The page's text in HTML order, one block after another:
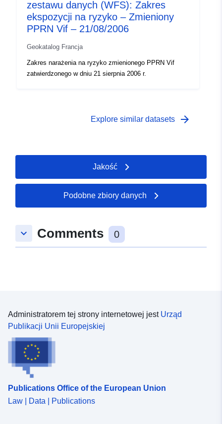
zestawu danych (WFS): Zakres
ekspozycji na ryzyko – Zmieniony
PPRN Vif – 21/08/2006
Geokatalog Francja
Zakres narażenia na ryzyko zmienionego PPRN Vif
zatwierdzonego w dniu 21 sierpnia 2006 r.
Explore similar datasets arrow_forward
Jakość
Podobne zbiory danych
keyboard_arrow_down Comments 0
Administratorem tej strony internetowej jest Urząd
Publikacji Unii Europejskiej
Publications Office of the European Union
Law | Data | Publications